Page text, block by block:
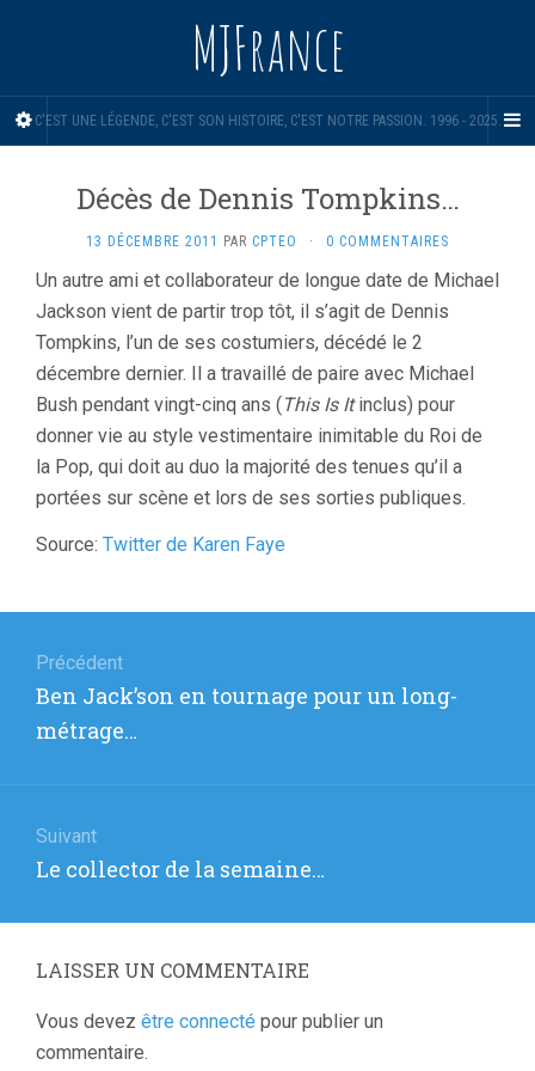
MJFrance
C'EST UNE LÉGENDE, C'EST SON HISTOIRE, C'EST NOTRE PASSION. 1996 - 2025.
Décès de Dennis Tompkins…
13 DÉCEMBRE 2011 PAR CPTEO · 0 COMMENTAIRES
Un autre ami et collaborateur de longue date de Michael
Jackson vient de partir trop tôt, il s’agit de Dennis
Tompkins, l’un de ses costumiers, décédé le 2
décembre dernier. Il a travaillé de paire avec Michael
Bush pendant vingt-cinq ans (This Is Itinclus) pour
donner vie au style vestimentaire inimitable du Roi de
la Pop, qui doit au duo la majorité des tenues qu’il a
portées sur scène et lors de ses sorties publiques.
Source: Twitter de Karen Faye
de
l’article
Précédent
Article
précédent
Ben Jack’son en tournage pour un long-
métrage…
Suivant
Article
:
Le collector de la semaine…
LAISSER UN COMMENTAIRE
Vous devez être connecté pour publier un
commentaire.